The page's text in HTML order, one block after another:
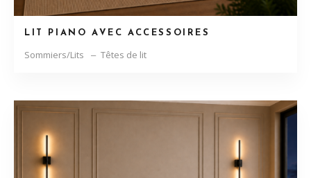
LIT PIANO AVEC ACCESSOIRES
Sommiers/Lits Têtes de lit